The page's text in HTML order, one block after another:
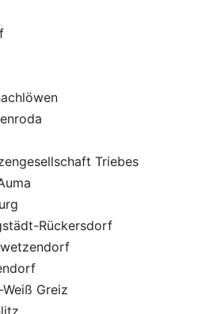
Triebes
Rückersdorf
Greiz